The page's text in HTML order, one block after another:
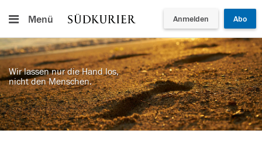
Menü Anmelden Abo
Wir lassen nur die Hand los,
nicht den Menschen.